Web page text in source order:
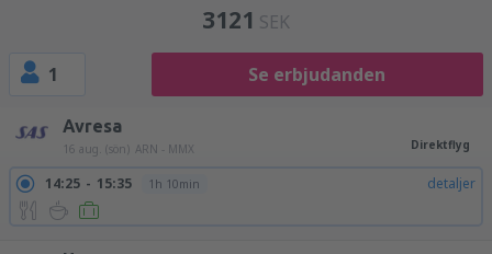
3121 SEK
1 Se erbjudanden
Avresa
16 aug. (sön) ARN - MMX Direktflyg
14:25 15:35 1h 10min detaljer